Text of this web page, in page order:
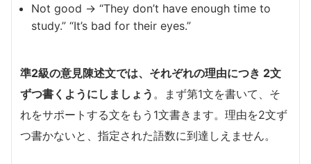
Not good → “They don’t have enough time to
study.” “It’s bad for their eyes.”
準2級の意見陳述文では、それぞれの理由につき 2文
ずつ書くようにしましょう 。まず第1文を書いて、そ
れをサポートする文をもう1文書きます。理由を2文ず
つ書かないと、指定された語数に到達しえません。